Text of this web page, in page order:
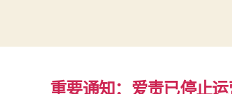
重要通知：爱责已停止